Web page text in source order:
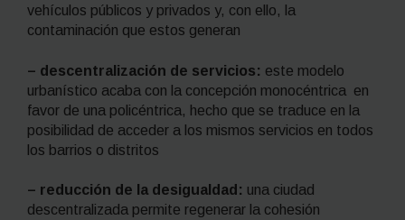
vehículos públicos y privados y, con ello, la
contaminación que estos generan
– descentralización de servicios: este modelo
urbanístico acaba con la concepción monocéntrica en
favor de una policéntrica, hecho que se traduce en la
posibilidad de acceder a los mismos servicios en todos
los barrios o distritos
– reducción de la desigualdad: una ciudad
descentralizada permite regenerar la cohesión